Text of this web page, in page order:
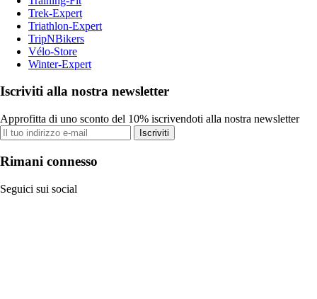
Trek-Expert
Triathlon-Expert
TripNBikers
Vélo-Store
Winter-Expert
Iscriviti alla nostra newsletter
Approfitta di uno sconto del 10% iscrivendoti alla nostra newsletter
Iscriviti
Rimani connesso
Seguici sui social